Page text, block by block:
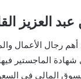
العزيز
رجال الأعمال
شهادة الماجستير
المالي في